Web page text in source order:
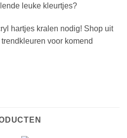
leuke kleurtjes?
hartjes kralen nodig! Shop uit
voor komend